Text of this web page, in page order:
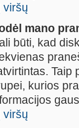
viršų
mano
būti, kad
Taip
kurios
viršų